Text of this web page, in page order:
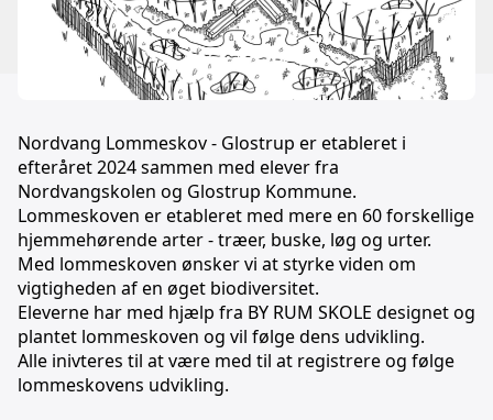
Nordvang Lommeskov - Glostrup er etableret i
efteråret 2024 sammen med elever fra
Nordvangskolen og Glostrup Kommune.
Lommeskoven er etableret med mere en 60 forskellige
hjemmehørende arter - træer, buske, løg og urter.
Med lommeskoven ønsker vi at styrke viden om
vigtigheden af en øget biodiversitet.
Eleverne har med hjælp fra BY RUM SKOLE designet og
plantet lommeskoven og vil følge dens udvikling.
Alle inivteres til at være med til at registrere og følge
lommeskovens udvikling.